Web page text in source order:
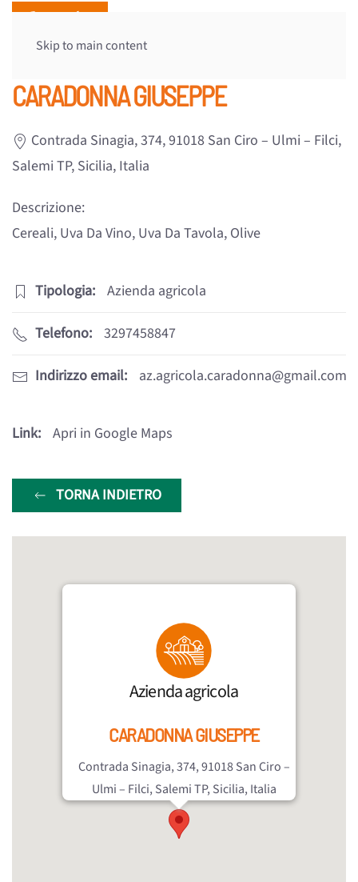
Skip to main content
CARADONNA GIUSEPPE
Contrada Sinagia, 374, 91018 San Ciro – Ulmi – Filci,
Salemi TP, Sicilia, Italia
Descrizione:
Cereali, Uva Da Vino, Uva Da Tavola, Olive
Tipologia: Azienda agricola
Telefono: 3297458847
Indirizzo email: az.agricola.caradonna@gmail.com
Link: Apri in Google Maps
TORNA INDIETRO
Azienda agricola
CARADONNA GIUSEPPE
Contrada Sinagia, 374, 91018 San Ciro –
Ulmi – Filci, Salemi TP, Sicilia, Italia